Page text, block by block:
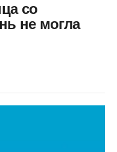
со
не могла